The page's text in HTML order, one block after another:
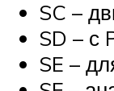
SC –
SD – с
SE –